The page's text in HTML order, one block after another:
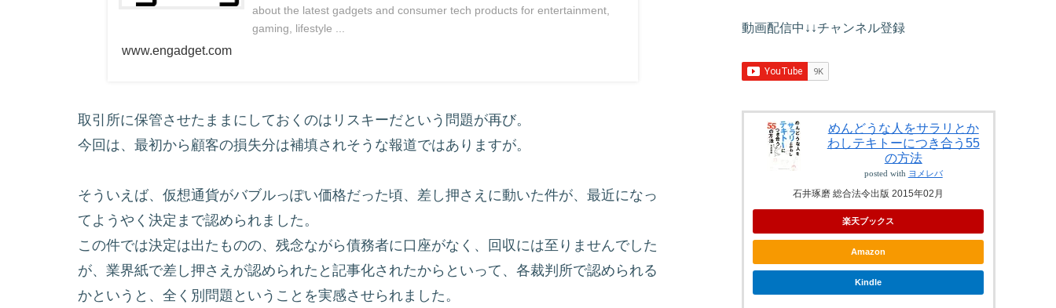
about the latest gadgets and consumer tech products for entertainment,
gaming, lifestyle ...
www.engadget.com
取引所に保管させたままにしておくのはリスキーだという問題が再び。
今回は、最初から顧客の損失分は補填されそうな報道ではありますが。
そういえば、仮想通貨がバブルっぽい価格だった頃、差し押さえに動いた件が、最近になっ
てようやく決定まで認められました。
この件では決定は出たものの、残念ながら債務者に口座がなく、回収には至りませんでした
が、業界紙で差し押さえが認められたと記事化されたからといって、各裁判所で認められる
かというと、全く別問題ということを実感させられました。
動画配信中↓↓チャンネル登録
めんどうな人をサラリとか
わしテキトーにつき合う55
の方法
posted with ヨメレバ
石井琢磨 総合法令出版 2015年02月
楽天ブックス
Amazon
Kindle